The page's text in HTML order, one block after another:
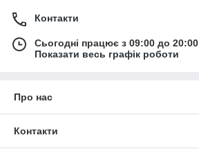
Контакти
Сьогодні працює з 09:00 до 20:00
Показати весь графік роботи
Про нас
Контакти